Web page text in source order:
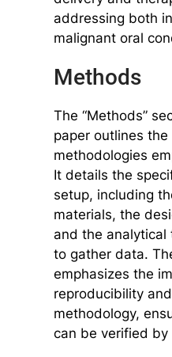
addressing both
malignant oral
Methods
The “Methods”
paper outlines
methodologies
It details the
setup, including
materials, the
and the analytical
to gather data.
emphasizes the
reproducibility
methodology,
can be verified by